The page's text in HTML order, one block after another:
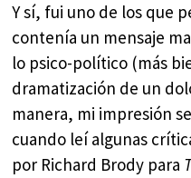
Y sí, fui uno de los que
contenía un mensaje
lo psico-político (más
dramatización de un
manera, mi impresión
cuando leí algunas
por Richard Brody para